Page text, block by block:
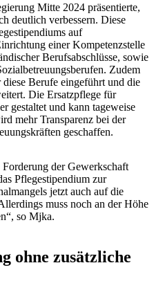
Mitte 2024 präsentierte,
deutlich verbessern. Diese
auf
einer Kompetenzstelle
Berufsabschlüsse, sowie
Zudem
Berufe eingeführt und die
Die Ersatzpflege für
gestaltet und kann tageweise
mehr Transparenz bei der
geschaffen.
der Gewerkschaft
Pflegestipendium zur
jetzt auch auf die
muss noch an der Höhe
so Mjka.
ohne zusätzliche